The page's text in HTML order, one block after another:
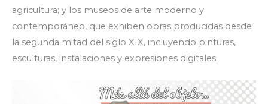
agricultura; y los museos de arte moderno y
contemporáneo, que exhiben obras producidas desde
la segunda mitad del siglo XIX, incluyendo pinturas,
esculturas, instalaciones y expresiones digitales.